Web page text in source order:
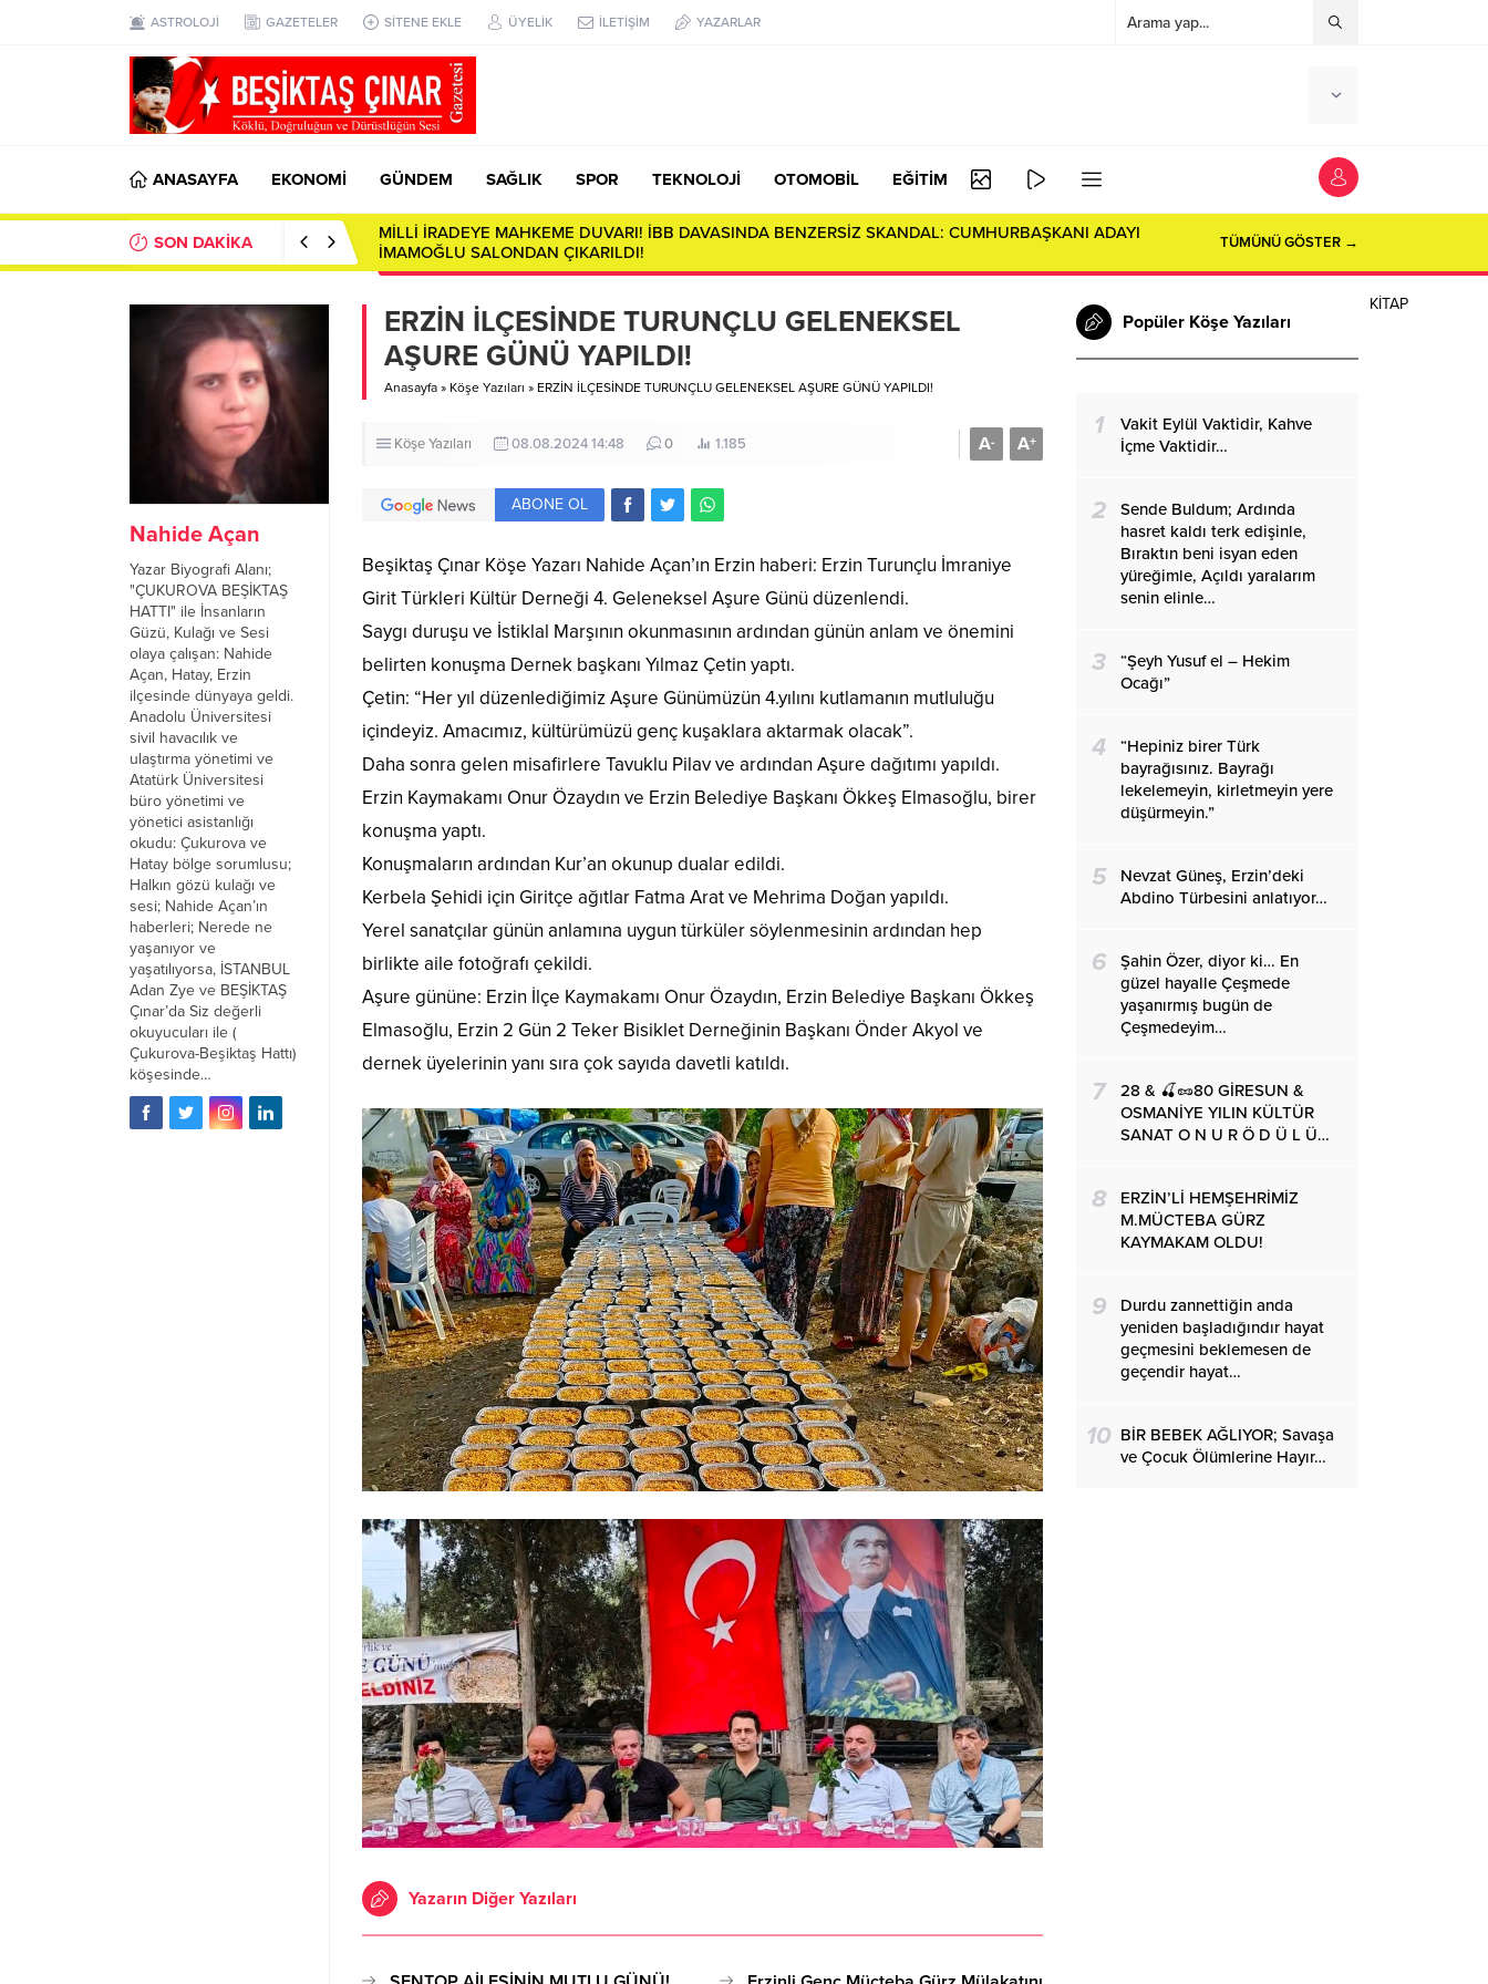
ASTROLOJİ GAZETELER SİTENE EKLE ÜYELİK İLETİŞİM YAZARLAR
ANASAYFA EKONOMİ GÜNDEM SAĞLIK SPOR TEKNOLOJİ OTOMOBİL EĞİTİM
SON DAKİKA
MİLLİ İRADEYE MAHKEME DUVARI! İBB DAVASINDA BENZERSİZ SKANDAL: CUMHURBAŞKANI ADAYI
İMAMOĞLU SALONDAN ÇIKARILDI!
TÜMÜNÜ GÖSTER →
KİTAP
Nahide Açan
Yazar Biyografi Alanı;
"ÇUKUROVA BEŞİKTAŞ
HATTI" ile İnsanların
Güzü, Kulağı ve Sesi
olaya çalışan: Nahide
Açan, Hatay, Erzin
ilçesinde dünyaya geldi.
Anadolu Üniversitesi
sivil havacılık ve
ulaştırma yönetimi ve
Atatürk Üniversitesi
büro yönetimi ve
yönetici asistanlığı
okudu: Çukurova ve
Hatay bölge sorumlusu;
Halkın gözü kulağı ve
sesi; Nahide Açan’ın
haberleri; Nerede ne
yaşanıyor ve
yaşatılıyorsa, İSTANBUL
Adan Zye ve BEŞİKTAŞ
Çınar’da Siz değerli
okuyucuları ile (
Çukurova-Beşiktaş Hattı)
köşesinde…
ERZİN İLÇESİNDE TURUNÇLU GELENEKSEL
AŞURE GÜNÜ YAPILDI!
Anasayfa » Köşe Yazıları » ERZİN İLÇESİNDE TURUNÇLU GELENEKSEL AŞURE GÜNÜ YAPILDI!
Köşe Yazıları 08.08.2024 14:48 0 1.185 A+
A-
ABONE OL
Beşiktaş Çınar Köşe Yazarı Nahide Açan’ın Erzin haberi: Erzin Turunçlu İmraniye
Girit Türkleri Kültür Derneği 4. Geleneksel Aşure Günü düzenlendi.
Saygı duruşu ve İstiklal Marşının okunmasının ardından günün anlam ve önemini
belirten konuşma Dernek başkanı Yılmaz Çetin yaptı.
Çetin: “Her yıl düzenlediğimiz Aşure Günümüzün 4.yılını kutlamanın mutluluğu
içindeyiz. Amacımız, kültürümüzü genç kuşaklara aktarmak olacak”.
Daha sonra gelen misafirlere Tavuklu Pilav ve ardından Aşure dağıtımı yapıldı.
Erzin Kaymakamı Onur Özaydın ve Erzin Belediye Başkanı Ökkeş Elmasoğlu, birer
konuşma yaptı.
Konuşmaların ardından Kur’an okunup dualar edildi.
Kerbela Şehidi için Giritçe ağıtlar Fatma Arat ve Mehrima Doğan yapıldı.
Yerel sanatçılar günün anlamına uygun türküler söylenmesinin ardından hep
birlikte aile fotoğrafı çekildi.
Aşure gününe: Erzin İlçe Kaymakamı Onur Özaydın, Erzin Belediye Başkanı Ökkeş
Elmasoğlu, Erzin 2 Gün 2 Teker Bisiklet Derneğinin Başkanı Önder Akyol ve
dernek üyelerinin yanı sıra çok sayıda davetli katıldı.
Yazarın Diğer Yazıları
Popüler Köşe Yazıları
1
Vakit Eylül Vaktidir, Kahve
İçme Vaktidir…
2
Sende Buldum; Ardında
hasret kaldı terk edişinle,
Bıraktın beni isyan eden
yüreğimle, Açıldı yaralarım
senin elinle…
3
“Şeyh Yusuf el – Hekim
Ocağı”
4
“Hepiniz birer Türk
bayrağısınız. Bayrağı
lekelemeyin, kirletmeyin yere
düşürmeyin.”
5
Nevzat Güneş, Erzin’deki
Abdino Türbesini anlatıyor…
6
Şahin Özer, diyor ki… En
güzel hayalle Çeşmede
yaşanırmış bugün de
Çeşmedeyim…
7
28 & 🍒🥜80 GİRESUN &
OSMANİYE YILIN KÜLTÜR
SANAT O N U R Ö D Ü L Ü…
8
ERZİN’Lİ HEMŞEHRİMİZ
M.MÜCTEBA GÜRZ
KAYMAKAM OLDU!
9
Durdu zannettiğin anda
yeniden başladığındır hayat
geçmesini beklemesen de
geçendir hayat…
10 BİR BEBEK AĞLIYOR; Savaşa
ve Çocuk Ölümlerine Hayır…